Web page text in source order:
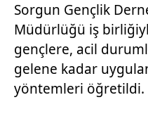
Sorgun Gençlik
Müdürlüğü iş
gençlere, acil
gelene kadar
yöntemleri öğretildi.